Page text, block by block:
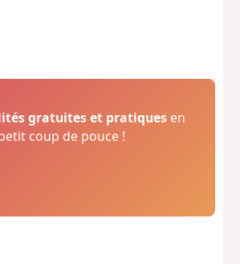
gratuites et pratiques en
coup de pouce !